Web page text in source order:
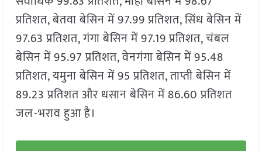
प्रतिशत, बेतवा बेसिन में 97.99 प्रतिशत, सिंध बेसिन में
97.63 प्रतिशत, गंगा बेसिन में 97.19 प्रतिशत, चंबल
बेसिन में 95.97 प्रतिशत, वेनगंगा बेसिन में 95.48
प्रतिशत, यमुना बेसिन में 95 प्रतिशत, ताप्ती बेसिन में
89.23 प्रतिशत और धसान बेसिन में 86.60 प्रतिशत
जल-भराव हुआ है।